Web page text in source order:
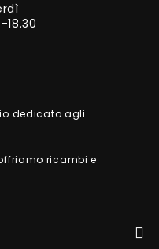
dedicato agli
ricambi e